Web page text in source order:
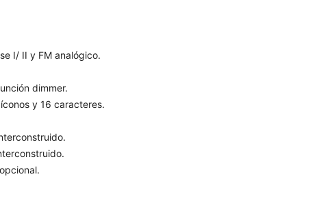
I/ II y FM analógico.
dimmer.
y 16 caracteres.